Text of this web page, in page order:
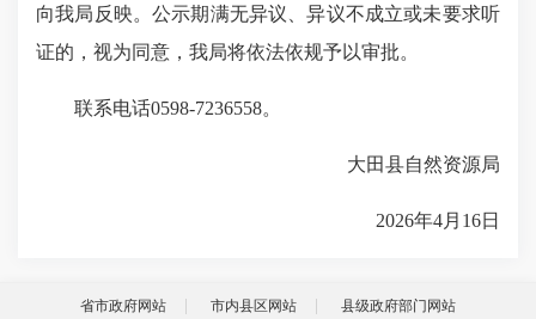
向我局反映。公示期满无异议、异议不成立或未要求听
证的，视为同意，我局将依法依规予以审批。
联系电话0598-7236558。
大田县自然资源局
2026年4月16日
省市政府网站 市内县区网站 县级政府部门网站